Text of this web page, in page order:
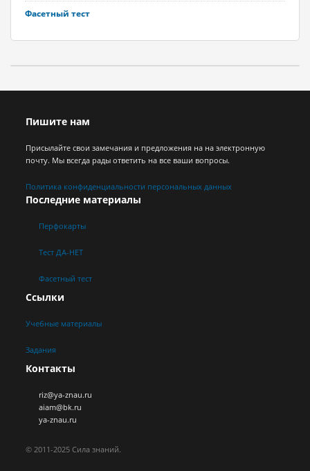
Фасетный тест
Пишите нам
Присылайте свои замечания и предложения на на электронную
почту. Мы всегда рады ответить на все ваши вопросы.
Политика конфиденциальности персональных данных
Последние материалы
Перфокарты
Тест ДА-НЕТ
Фасетный тест
Ссылки
Учебные материалы
Задания
Контакты
riz@ya-znau.ru
aiam@bk.ru
ya-znau.ru
© 2011-2025 Сила знаний.